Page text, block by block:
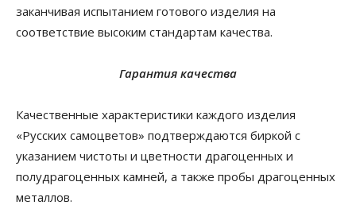
заканчивая испытанием готового изделия на
соответствие высоким стандартам качества.
Гарантия качества
Качественные характеристики каждого изделия
«Русских самоцветов» подтверждаются биркой с
указанием чистоты и цветности драгоценных и
полудрагоценных камней, а также пробы драгоценных
металлов.